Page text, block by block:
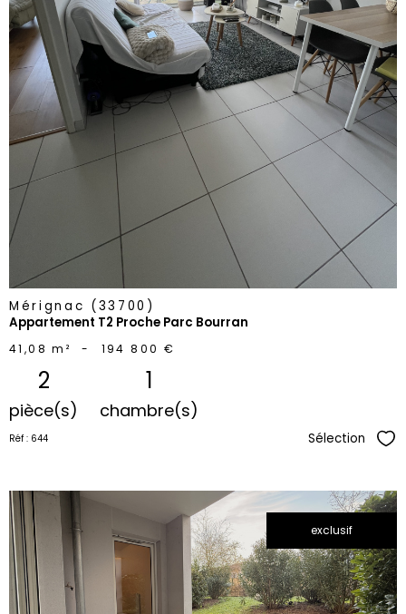
voir le
bien
Mérignac (33700)
Appartement T2 Proche Parc Bourran
41,08 m² - 194 800 €
2
pièce(s)
1
chambre(s)
Réf : 644 Sélection
exclusif
voir le